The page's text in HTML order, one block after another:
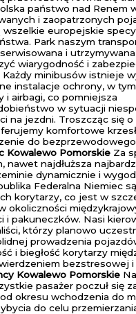
państwo nad Renem
i zaopatrzonych
wszelkie europejskie
Park naszym
i
wiarygodność i
Każdy minibusów istnieje
instalacje ochrony, w
i airbagi, co pomniejsza
w sytuacji
na jezdni. Troszcząc się
komfortowe
do bezprzewodowego
Kowalewo Pomorskie Za
nawet najdłuższa
dynamicznie i
Federalna Niemiec
korytarzy, co jest w
okoliczności
i pakuneczków. Nasi
którzy planowo
prowadzenia
i biegłość korytarzy
bezstresowej i
Kowalewo Pomorskie
pasażer poczuł się
okresu wchodzenia do
do celu